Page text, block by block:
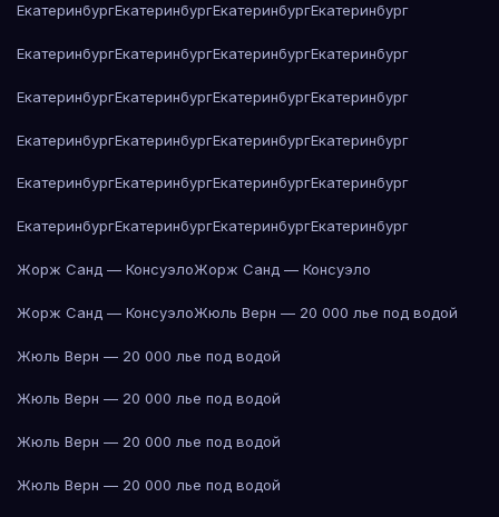
ЕкатеринбургЕкатеринбургЕкатеринбургЕкатеринбург
ЕкатеринбургЕкатеринбургЕкатеринбургЕкатеринбург
ЕкатеринбургЕкатеринбургЕкатеринбургЕкатеринбург
ЕкатеринбургЕкатеринбургЕкатеринбургЕкатеринбург
ЕкатеринбургЕкатеринбургЕкатеринбургЕкатеринбург
ЕкатеринбургЕкатеринбургЕкатеринбургЕкатеринбург
Жорж Санд — КонсуэлоЖорж Санд — Консуэло
Жорж Санд — КонсуэлоЖюль Верн — 20 000 лье под водой
Жюль Верн — 20 000 лье под водой
Жюль Верн — 20 000 лье под водой
Жюль Верн — 20 000 лье под водой
Жюль Верн — 20 000 лье под водой